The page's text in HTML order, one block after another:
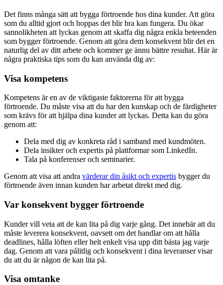
Det finns många sätt att bygga förtroende hos dina kunder. Att göra
som du alltid gjort och hoppas det blir bra kan fungera. Du ökar
sannolikheten att lyckas genom att skaffa dig några enkla beteenden
som bygger förtroende. Genom att göra dem konsekvent blir det en
naturlig del av ditt arbete och kommer ge ännu bättre resultat. Här är
några praktiska tips som du kan använda dig av:
Visa kompetens
Kompetens är en av de viktigaste faktorerna för att bygga
förtroende. Du måste visa att du har den kunskap och de färdigheter
som krävs för att hjälpa dina kunder att lyckas. Detta kan du göra
genom att:
Dela med dig av konkreta råd i samband med kundmöten.
Dela insikter och expertis på plattformar som LinkedIn.
Tala på konferenser och seminarier.
Genom att visa att andra värderar din åsikt och expertis bygger du
förtroende även innan kunden har arbetat direkt med dig.
Var konsekvent bygger förtroende
Kunder vill veta att de kan lita på dig varje gång. Det innebär att du
måste leverera konsekvent, oavsett om det handlar om att hålla
deadlines, hålla löften eller helt enkelt visa upp ditt bästa jag varje
dag. Genom att vara pålitlig och konsekvent i dina leveranser visar
du att du är någon de kan lita på.
Visa omtanke